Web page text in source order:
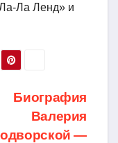
Ла Ленд» и
Биография
Валерия
—